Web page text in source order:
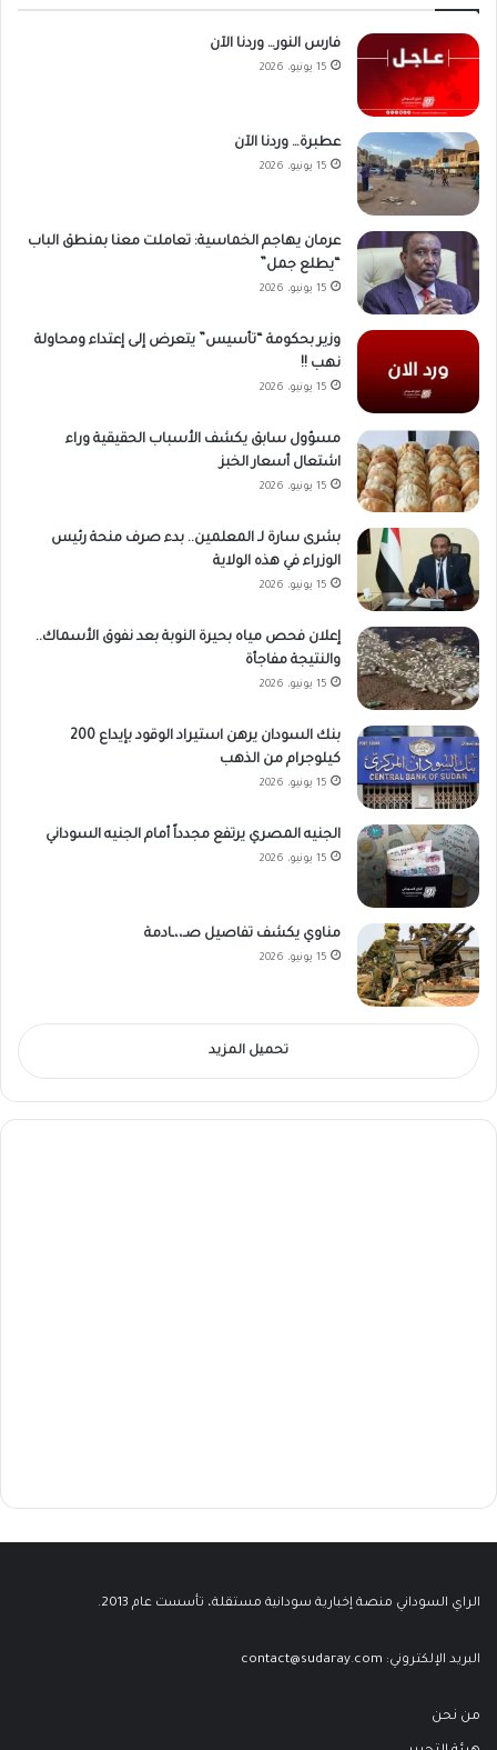
فارس النور… وردنا الآن
15 يونيو، 2026
عطبرة… وردنا الآن
15 يونيو، 2026
عرمان يهاجم الخماسية: تعاملت معنا بمنطق الباب
“يطلع جمل”
15 يونيو، 2026
وزير بحكومة “تأسيس” يتعرض إلى إعتداء ومحاولة
نهب !!
15 يونيو، 2026
مسؤول سابق يكشف الأسباب الحقيقية وراء
اشتعال أسعار الخبز
15 يونيو، 2026
بشرى سارة لـ المعلمين.. بدء صرف منحة رئيس
الوزراء في هذه الولاية
15 يونيو، 2026
إعلان فحص مياه بحيرة النوبة بعد نفوق الأسماك..
والنتيجة مفاجأة
15 يونيو، 2026
بنك السودان يرهن استيراد الوقود بإيداع 200
كيلوجرام من الذهب
15 يونيو، 2026
الجنيه المصري يرتفع مجدداً أمام الجنيه السوداني
15 يونيو، 2026
مناوي يكشف تفاصيل صـ،،ـادمة
15 يونيو، 2026
تحميل المزيد
الراي السوداني منصة إخبارية سودانية مستقلة، تأسست عام 2013.
البريد الإلكتروني: contact@sudaray.com
من نحن